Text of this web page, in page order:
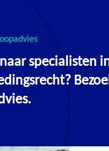
specialisten